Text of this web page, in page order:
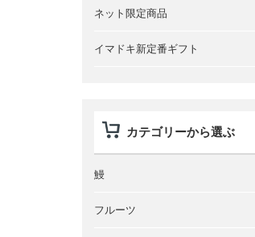
ネット限定商品
イマドキ新定番ギフト
カテゴリーから選ぶ
鰻
フルーツ